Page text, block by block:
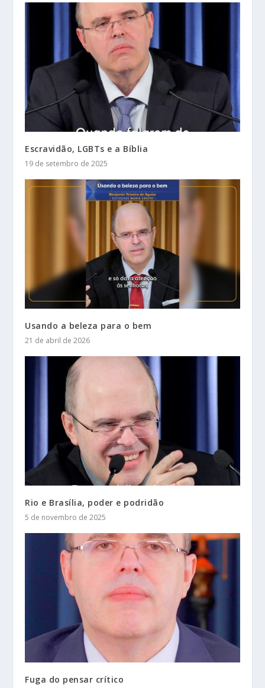
Escravidão, LGBTs e a Bíblia
19 de setembro de 2025
Usando a beleza para o bem
21 de abril de 2026
Rio e Brasília, poder e podridão
5 de novembro de 2025
Fuga do pensar crítico